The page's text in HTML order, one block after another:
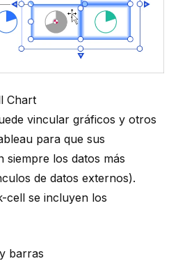
Chart
vincular gráficos y otros
para que sus
siempre los datos más
de datos externos).
cell se incluyen los
barras